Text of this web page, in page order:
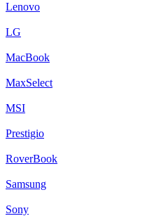
Lenovo
LG
MacBook
MaxSelect
MSI
Prestigio
RoverBook
Samsung
Sony